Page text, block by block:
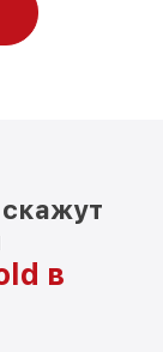
в